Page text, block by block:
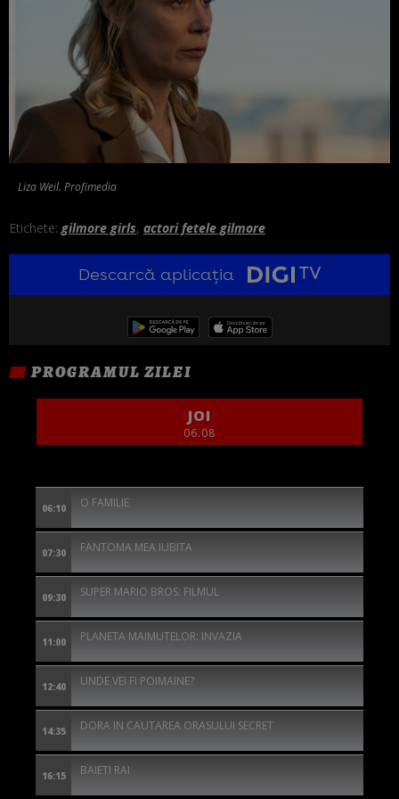
Liza Weil. Profimedia
Etichete: gilmore girls, actori fetele gilmore
Descarcă aplicația
PROGRAMUL ZILEI
JOI
06.08
06:10 O FAMILIE
07:30 FANTOMA MEA IUBITA
09:30 SUPER MARIO BROS: FILMUL
11:00 PLANETA MAIMUTELOR: INVAZIA
12:40 UNDE VEI FI POIMAINE?
14:35 DORA IN CAUTAREA ORASULUI SECRET
16:15 BAIETI RAI